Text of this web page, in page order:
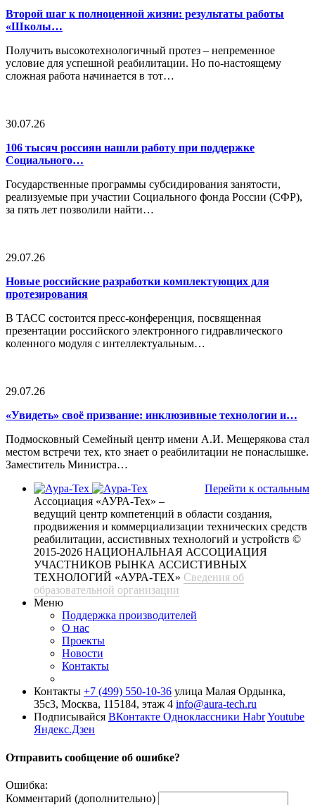
Второй шаг к полноценной жизни: результаты работы
«Школы…
Получить высокотехнологичный протез – непременное
условие для успешной реабилитации. Но по-настоящему
сложная работа начинается в тот…
30.07.26
106 тысяч россиян нашли работу при поддержке
Социального…
Государственные программы субсидирования занятости,
реализуемые при участии Социального фонда России (СФР),
за пять лет позволили найти…
29.07.26
Новые российские разработки комплектующих для
протезирования
В ТАСС состоится пресс-конференция, посвященная
презентации российского электронного гидравлического
коленного модуля с интеллектуальным…
29.07.26
«Увидеть» своё призвание: инклюзивные технологии и…
Подмосковный Семейный центр имени А.И. Мещерякова стал
местом встречи тех, кто знает о реабилитации не понаслышке.
Заместитель Министра…
Перейти к остальным
Ассоциация «АУРА-Тех» –
ведущий центр компетенций в области создания,
продвижения и коммерциализации технических средств
реабилитации, ассистивных технологий и устройств ©
2015-2026 НАЦИОНАЛЬНАЯ АССОЦИАЦИЯ
УЧАСТНИКОВ РЫНКА АССИСТИВНЫХ
ТЕХНОЛОГИЙ «АУРА-ТЕХ» Сведения об
образовательной организации
Меню
Поддержка производителей
О нас
Проекты
Новости
Контакты
Контакты +7 (499) 550-10-36 улица Малая Ордынка,
35с3, Москва, 115184, этаж 4 info@aura-tech.ru
Подписывайся ВКонтакте Одноклассники HabrYoutube
Яндекс.Дзен
Отправить сообщение об ошибке?
Ошибка:
Комментарий (дополнительно)